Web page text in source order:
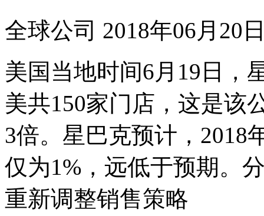
全球公司 2018年06月20
美国当地时间6月19日，
美共150家门店，这是该
3倍。星巴克预计，2018
仅为1%，远低于预期。
重新调整销售策略